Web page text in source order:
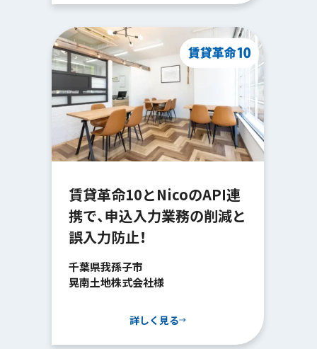
賃貸革命10とNicoのAPI連
携で、申込入力業務の削減と
誤入力防止！
千葉県我孫子市
晃南土地株式会社様
詳しく見る